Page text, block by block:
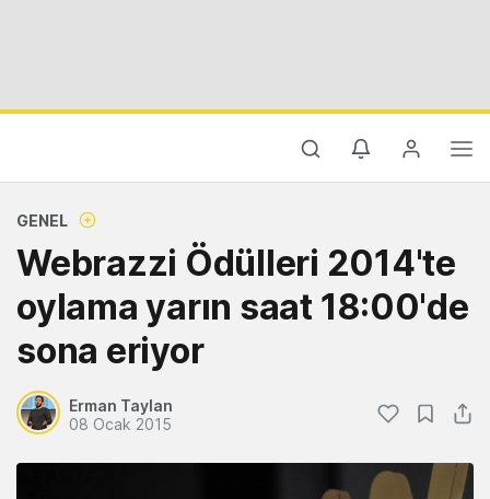
GENEL
Webrazzi Ödülleri 2014'te
oylama yarın saat 18:00'de
sona eriyor
Erman Taylan
08 Ocak 2015